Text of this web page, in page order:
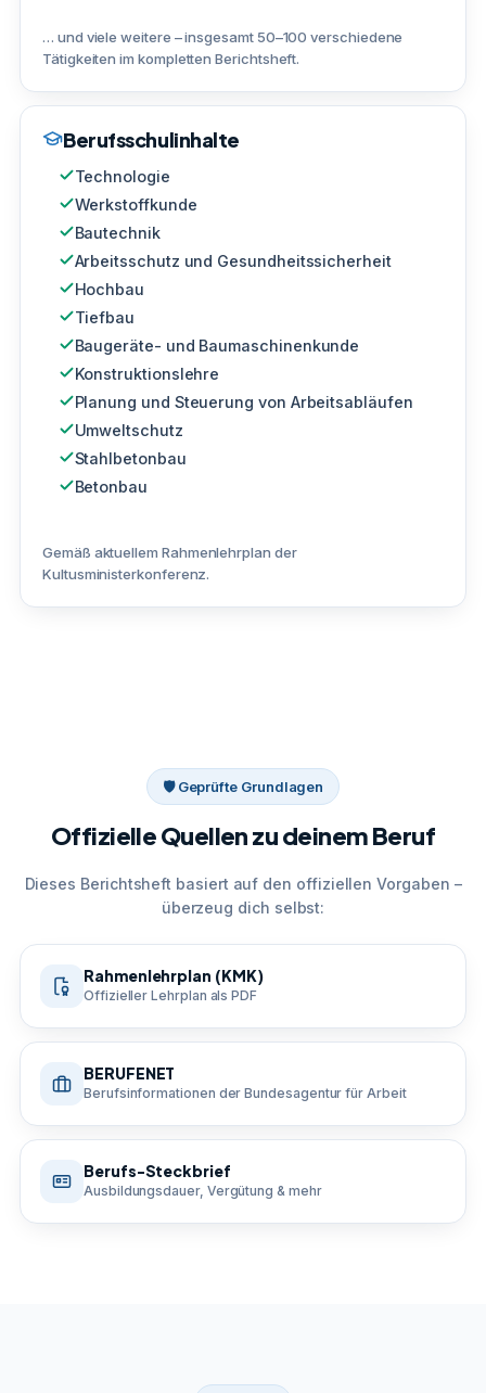
… und viele weitere – insgesamt 50–100 verschiedene
Tätigkeiten im kompletten Berichtsheft.
Berufsschulinhalte
Technologie
Werkstoffkunde
Bautechnik
Arbeitsschutz und Gesundheitssicherheit
Hochbau
Tiefbau
Baugeräte- und Baumaschinenkunde
Konstruktionslehre
Planung und Steuerung von Arbeitsabläufen
Umweltschutz
Stahlbetonbau
Betonbau
Gemäß aktuellem Rahmenlehrplan der
Kultusministerkonferenz.
🛡 Geprüfte Grundlagen
Offizielle Quellen zu deinem Beruf
Dieses Berichtsheft basiert auf den offiziellen Vorgaben –
überzeug dich selbst:
Rahmenlehrplan (KMK)
Offizieller Lehrplan als PDF
BERUFENET
Berufsinformationen der Bundesagentur für Arbeit
Berufs-Steckbrief
Ausbildungsdauer, Vergütung & mehr